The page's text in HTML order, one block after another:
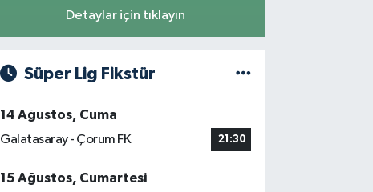
Detaylar için tıklayın
Süper Lig Fikstür
14 Ağustos, Cuma
Galatasaray - Çorum FK
21:30
15 Ağustos, Cumartesi